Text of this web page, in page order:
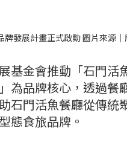
發展計畫正式啟動 圖片來源
基金會推動「石門活
為品牌核心，透過
石門活魚餐廳從傳
態食旅品牌。